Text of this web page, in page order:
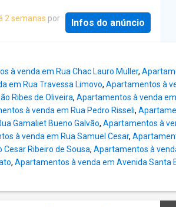
e recepção no edifício, tudo em
privilegiada, perto de escolas,
e localização privile
com senha na porta de entrada
Varanda Gourmet Cozinha
88442 Referência: AP5540
2 semanas por
Infos do anúncio
à venda em Rua Chac Lauro Muller,
em Rua Travessa Limovo, Apartamentos à
Ribes de Oliveira, Apartamentos à venda
à venda em Rua Pedro Risseli,
Gamaliet Bueno Galvão, Apartamentos à
à venda em Rua Samuel Cesar,
Ribeiro de Sousa, Apartamentos à
, Apartamentos à venda em Avenida Santa